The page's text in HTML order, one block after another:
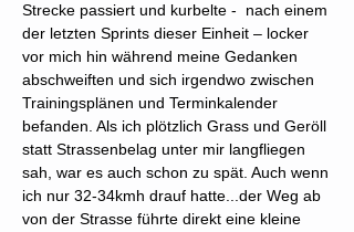
Strecke passiert und kurbelte - nach einem
der letzten Sprints dieser Einheit – locker
vor mich hin während meine Gedanken
abschweiften und sich irgendwo zwischen
Trainingsplänen und Terminkalender
befanden. Als ich plötzlich Grass und Geröll
statt Strassenbelag unter mir langfliegen
sah, war es auch schon zu spät. Auch wenn
ich nur 32-34kmh drauf hatte...der Weg ab
von der Strasse führte direkt eine kleine